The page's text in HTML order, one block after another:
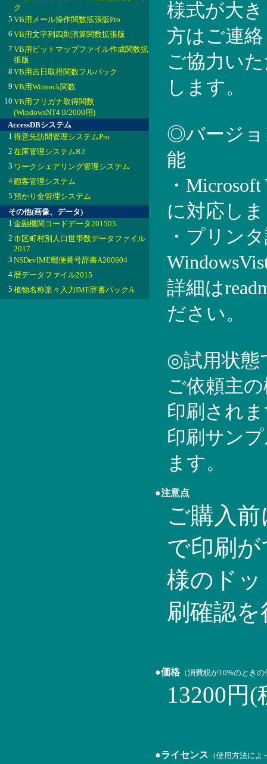
ク
5 VB用メール操作関数拡張版Pro
6 VB用文字列四則演算関数拡張版
7 VB用ビットマップファイル作成関数拡
張版
8 VB用吉日取得関数フルパック
9 VB用Winsock関数
10 VB用フリガナ取得関数
(WindowsNT4.0/2000用)
AccessDBシステム
1 得意先訪問管理システムPro
2 在庫管理システムR2
3 ワークシェアリング管理システム
4顧客管理システム
5 預かり金管理システム
その他(画像、データ)
1 金融機関コードデータ201505
2 市区町村別人口世帯数データファイル
2017
3 NSDevIME郵便番号辞書A200604
4暦データファイル2015
5 植物名称楽々入力IME辞書パックA
様式が大
方はご連
ご協力い
します。
◎バージョ
能
・
に対応し
・プリン
詳細は
ださい。
◎試用状態
ご依頼主
印刷され
印刷サン
ます。
●注意点
ご購入
で印刷
様のド
刷確認
●価格（消費税が10%のとき
13200円(
●ライセンス （使用方法に